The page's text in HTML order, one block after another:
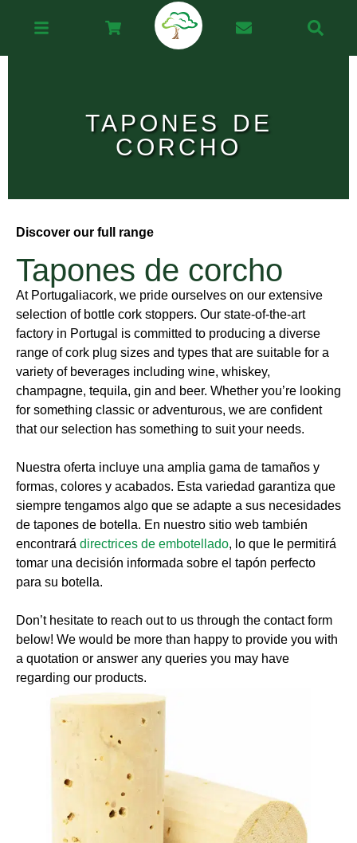
TAPONES DE
CORCHO
Discover our full range
Tapones de corcho
At Portugaliacork, we pride ourselves on our extensive
selection of bottle cork stoppers. Our state-of-the-art
factory in Portugal is committed to producing a diverse
range of cork plug sizes and types that are suitable for a
variety of beverages including wine, whiskey,
champagne, tequila, gin and beer. Whether you’re looking
for something classic or adventurous, we are confident
that our selection has something to suit your needs.
Nuestra oferta incluye una amplia gama de tamaños y
formas, colores y acabados. Esta variedad garantiza que
siempre tengamos algo que se adapte a sus necesidades
de tapones de botella. En nuestro sitio web también
encontrará directrices de embotellado, lo que le permitirá
tomar una decisión informada sobre el tapón perfecto
para su botella.
Don’t hesitate to reach out to us through the contact form
below! We would be more than happy to provide you with
a quotation or answer any queries you may have
regarding our products.
crucial contribution to the evolution and refinement of the
wine during its aging process.